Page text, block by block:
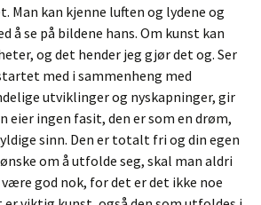
Man kan kjenne luften og lydene og
å se på bildene hans. Om kunst kan
og det hender jeg gjør det og. Ser
med i sammenheng med
utviklinger og nyskapninger, gir
eier ingen fasit, den er som en drøm,
sinn. Den er totalt fri og din egen
om å utfolde seg, skal man aldri
god nok, for det er det ikke noe